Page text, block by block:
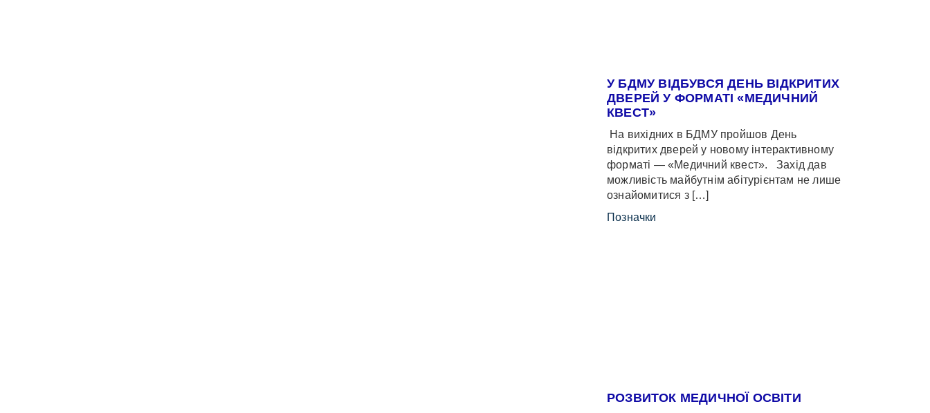
У БДМУ ВІДБУВСЯ ДЕНЬ ВІДКРИТИХ
ДВЕРЕЙ У ФОРМАТІ «МЕДИЧНИЙ
КВЕСТ»
На вихідних в БДМУ пройшов День
відкритих дверей у новому інтерактивному
форматі — «Медичний квест». Захід дав
можливість майбутнім абітурієнтам не лише
ознайомитися з […]
Позначки
РОЗВИТОК МЕДИЧНОЇ ОСВІТИ